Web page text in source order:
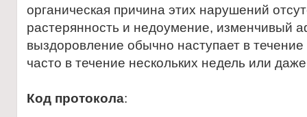
органическая причина этих нарушений
растерянность и недоумение, изменчивый
выздоровление обычно наступает в
часто в течение нескольких недель или
Код протокола: